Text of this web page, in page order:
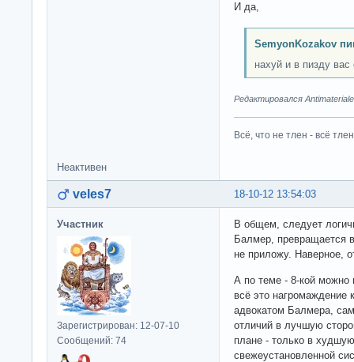
И да,
SemyonKozakov
нахуй и в пизду
Редактировался
Всё, что не тлен - всё
Неактивен
18-10-12 13:54:03
veles7
Участник
Зарегистрирован: 12-07-10
Сообщений: 74
В общем, следует
Балмер, превращается
не приложу. Наверное,
А по теме - 8-кой можно
всё это нагромаждение
адвокатом Балмера,
отличий в лучшую
плане - только в
свежеустановленной